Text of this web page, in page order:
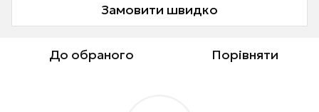
Замовити швидко
До обраного Порівняти